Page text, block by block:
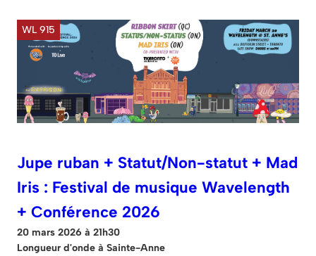
WL 915
Jupe ruban + Statut/Non-statut + Mad
Iris : Festival de musique Wavelength
+ Conférence 2026
20 mars 2026 à 21h30
Longueur d'onde à Sainte-Anne